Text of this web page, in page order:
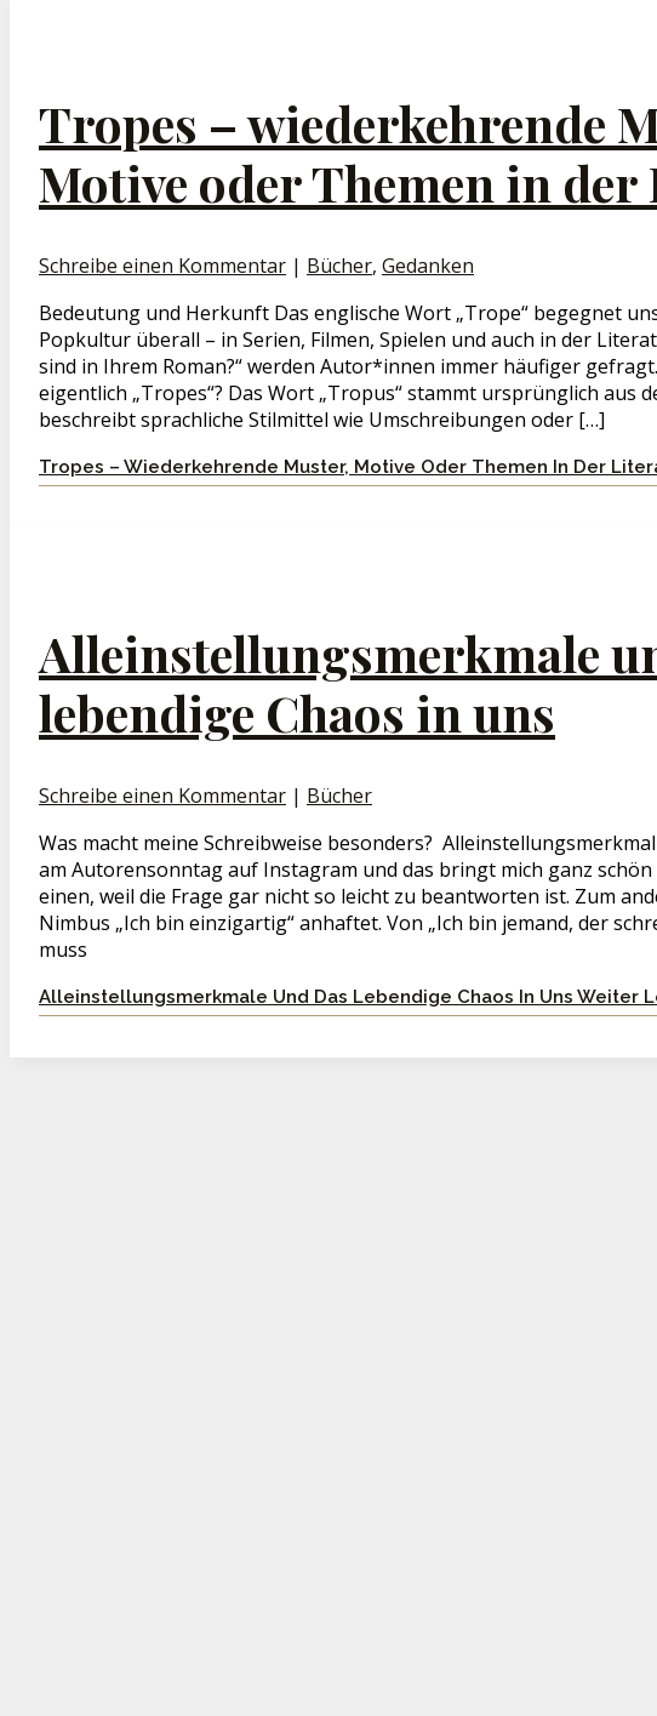
Tropes – wiederkehrende
Motive oder Themen in
Schreibe einen Kommentar | Bücher, Gedanken
Bedeutung und Herkunft Das englische Wort „Trope“ begegnet
Popkultur überall – in Serien, Filmen, Spielen und auch in der
sind in Ihrem Roman?“ werden Autor*innen immer häufiger
eigentlich „Tropes“? Das Wort „Tropus“ stammt ursprünglich aus
beschreibt sprachliche Stilmittel wie Umschreibungen oder […]
Tropes – Wiederkehrende Muster, Motive Oder Themen In Der
Alleinstellungsmerkmale
lebendige Chaos in uns
Schreibe einen Kommentar | Bücher
Was macht meine Schreibweise besonders?
am Autorensonntag auf Instagram und das bringt mich ganz schön
einen, weil die Frage gar nicht so leicht zu beantworten ist. Zum
Nimbus „Ich bin einzigartig“ anhaftet. Von „Ich bin jemand, der
muss
Alleinstellungsmerkmale Und Das Lebendige Chaos In Uns Weiter